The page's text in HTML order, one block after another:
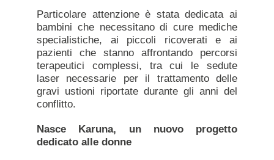
Particolare attenzione è stata dedicata ai
bambini che necessitano di cure mediche
specialistiche, ai piccoli ricoverati e ai
pazienti che stanno affrontando percorsi
terapeutici complessi, tra cui le sedute
laser necessarie per il trattamento delle
gravi ustioni riportate durante gli anni del
conflitto.
Nasce Karuna, un nuovo progetto
dedicato alle donne